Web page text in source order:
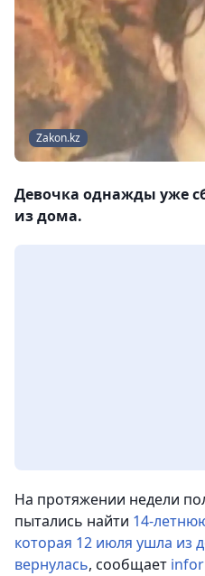
Zakon.kz
Девочка однажды уже
из дома.
На протяжении недели
пытались найти 14-
которая 12 июля ушла из
вернулась, сообщает